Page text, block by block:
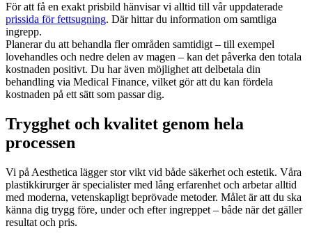
För att få en exakt prisbild hänvisar vi alltid till vår uppdaterade
prissida för fettsugning. Där hittar du information om samtliga
ingrepp.
Planerar du att behandla fler områden samtidigt – till exempel
lovehandles och nedre delen av magen – kan det påverka den totala
kostnaden positivt. Du har även möjlighet att delbetala din
behandling via Medical Finance, vilket gör att du kan fördela
kostnaden på ett sätt som passar dig.
Trygghet och kvalitet genom hela
processen
Vi på Aesthetica lägger stor vikt vid både säkerhet och estetik. Våra
plastikkirurger är specialister med lång erfarenhet och arbetar alltid
med moderna, vetenskapligt beprövade metoder. Målet är att du ska
känna dig trygg före, under och efter ingreppet – både när det gäller
resultat och pris.